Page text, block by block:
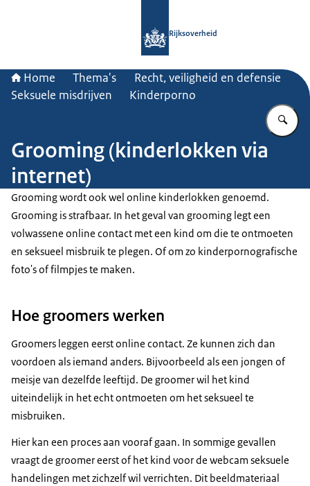
Rijksoverheid
Home Thema's
Recht, veiligheid en defensie
Seksuele misdrijven
Kinderporno
Grooming (kinderlokken via
internet)
Grooming wordt ook wel online kinderlokken genoemd.
Grooming is strafbaar. In het geval van grooming legt een
volwassene online contact met een kind om die te ontmoeten
en seksueel misbruik te plegen. Of om zo kinderpornografische
foto's of filmpjes te maken.
Hoe groomers werken
Groomers leggen eerst online contact. Ze kunnen zich dan
voordoen als iemand anders. Bijvoorbeeld als een jongen of
meisje van dezelfde leeftijd. De groomer wil het kind
uiteindelijk in het echt ontmoeten om het seksueel te
misbruiken.
Hier kan een proces aan vooraf gaan. In sommige gevallen
vraagt de groomer eerst of het kind voor de webcam seksuele
handelingen met zichzelf wil verrichten. Dit beeldmateriaal